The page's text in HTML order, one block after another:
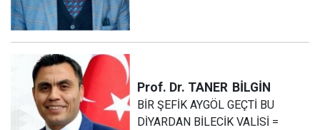
Prof. Dr. TANER BİLGİN
BİR ŞEFİK AYGÖL GEÇTİ BU
DİYARDAN BİLECİK VALİSİ =